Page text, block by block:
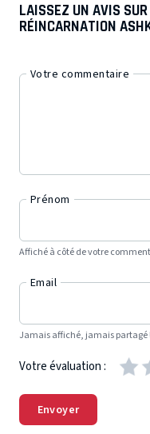
LAISSEZ UN AVIS
RÉINCARNATION
Votre commentaire
Prénom
Affiché à côté de votre
Email
Jamais affiché, jamais partagé !
Votre évaluation :
Envoyer